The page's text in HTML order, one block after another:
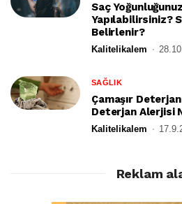
Saç
Yapılabilirsiniz?
Belirlenir?
Kalitelikalem
SAĞLIK
Çamaşır
Deterjan Alerjisi
Kalitelikalem
Reklam